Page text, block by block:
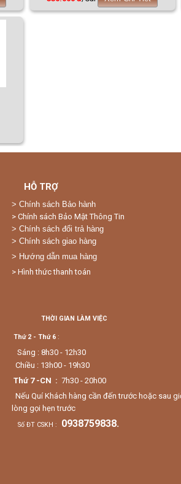
HỖ TRỢ
> Chính sách Bảo hành
> Chính sách Bảo Mật Thông Tin
> Chính sách đổi trả hàng
> Chính sách giao hàng
> Hướng dẫn mua hàng
> Hình thức thanh toán
THỜI GIAN LÀM VIỆC
Thứ 2 - Thứ 6:
Sáng : 8h30 - 12h30
Chiều : 13h00 - 19h30
Thứ 7 -CN : 7h30 - 20h00
Nếu Quí Khách hàng cần đến trước hoặc sau
lòng gọi hẹn trước
Số ĐT CSKH : 0938759838.